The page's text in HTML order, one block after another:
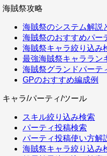
海賊祭攻略
海賊祭のシステム解説
海賊祭のおすすめパー
海賊祭キャラ絞り込み
最強海賊祭キャララン
海賊祭グランドパーテ
GPのおすすめ編成例
キャラ/パーティ/ツール
スキル絞り込み検索
パーティ投稿検索
パーティ投稿使い方解
海賊祭キャラ絞り込み